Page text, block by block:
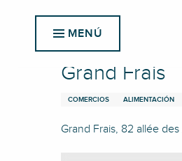
MENÚ
Inicio Grand Frais
Grand Frais
COMERCIOS ALIMENTACIÓN
Grand Frais, 82 allée